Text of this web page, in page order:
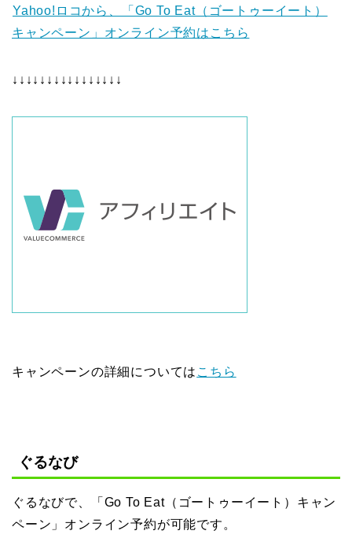
Yahoo!ロコから、「Go To Eat（ゴートゥーイート）
キャンペーン」オンライン予約はこちら
↓↓↓↓↓↓↓↓↓↓↓↓↓↓↓↓
キャンペーンの詳細については こちら
ぐるなび
ぐるなびで、「Go To Eat（ゴートゥーイート）キャン
ペーン」オンライン予約が可能です。